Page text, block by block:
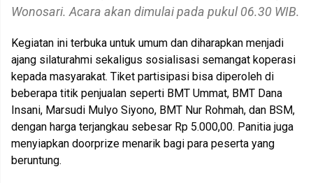
Wonosari. Acara akan dimulai pada pukul 06.30 WIB.
Kegiatan ini terbuka untuk umum dan diharapkan menjadi
ajang silaturahmi sekaligus sosialisasi semangat koperasi
kepada masyarakat. Tiket partisipasi bisa diperoleh di
beberapa titik penjualan seperti BMT Ummat, BMT Dana
Insani, Marsudi Mulyo Siyono, BMT Nur Rohmah, dan BSM,
dengan harga terjangkau sebesar Rp 5.000,00. Panitia juga
menyiapkan doorprize menarik bagi para peserta yang
beruntung.